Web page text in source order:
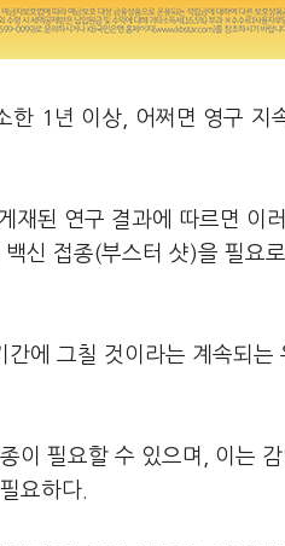
1년 이상, 어쩌면 영구 지
된 연구 결과에 따르면 이
신 접종(부스터 샷)을 필요
에 그칠 것이라는 계속되는
이 필요할 수 있으며, 이는
요하다.